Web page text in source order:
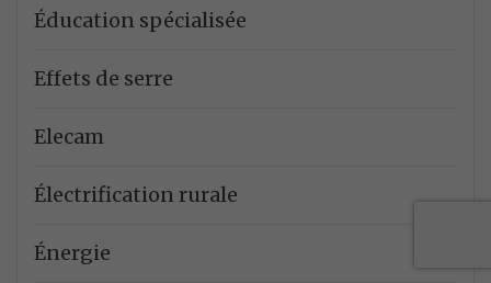
Éducation spécialisée
Effets de serre
Elecam
Électrification rurale
Énergie